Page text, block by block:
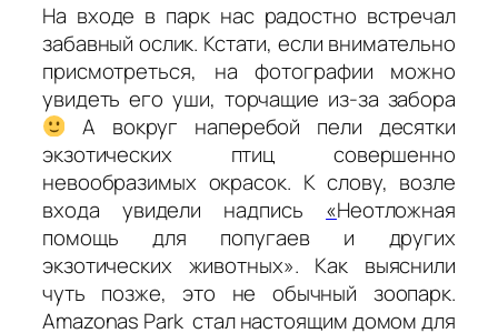
На входе в парк нас радостно встречал
забавный ослик. Кстати, если внимательно
присмотреться, на фотографии можно
увидеть его уши, торчащие из-за забора
А вокруг наперебой пели десятки
экзотических птиц совершенно
невообразимых окрасок. К слову, возле
входа увидели надпись «Неотложная
помощь для попугаев и других
экзотических животных». Как выяснили
чуть позже, это не обычный зоопарк.
Amazonas Park стал настоящим домом для